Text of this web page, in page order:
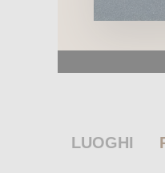
LUOGHI